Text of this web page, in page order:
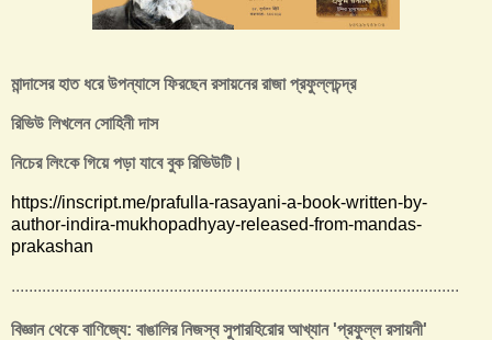
মান্দাসের হাত ধরে উপন্যাসে ফিরছেন রসায়নের রাজা প্রফুল্লচন্দ্র
রিভিউ লিখলেন সোহিনী দাস
নিচের লিংকে গিয়ে পড়া যাবে বুক রিভিউটি।
https://inscript.me/prafulla-rasayani-a-book-written-by-
author-indira-mukhopadhyay-released-from-mandas-
prakashan
......................................................................................................
বিজ্ঞান থেকে বাণিজ্যে: বাঙালির নিজস্ব সুপারহিরোর আখ্যান 'প্রফুল্ল রসায়নী'